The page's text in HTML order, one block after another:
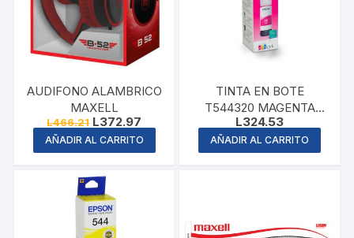
AUDIFONO ALAMBRICO
MAXELL
L466.21 Original
price
was:
L466.21.
L372.97
price
is:
L372.97.
AÑADIR AL CARRITO
TINTA EN BOTE
T544320 MAGENTA
EPSON
L324.53
AÑADIR AL CARRITO